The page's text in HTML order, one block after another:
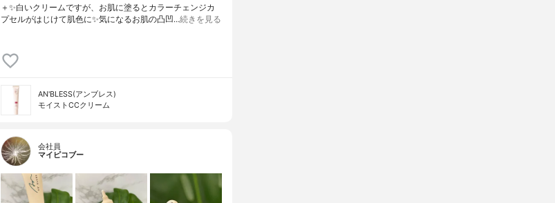
＋✨白いクリームですが、お肌に塗るとカラーチェンジカ
プセルがはじけて肌色に✨気になるお肌の凸凹…続きを見る
AN'BLESS(アンブレス)
モイストCCクリーム
会社員
マイピコブー